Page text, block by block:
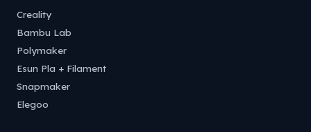
Creality
Bambu Lab
Polymaker
Esun Pla + Filament
Snapmaker
Elegoo